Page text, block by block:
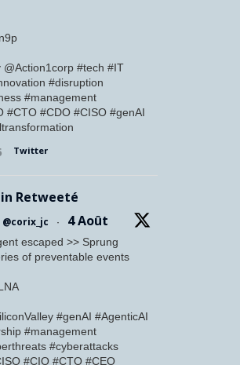
@Action1corp #tech #IT
#disruption
#management
#CTO #CDO #CISO #genAI
Twitter
Retweeté
@corix_jc · 4 Août
escaped >> Sprung
of preventable events
#genAI #AgenticAI
#management
#cyberattacks
#CIO #CTO #CEO